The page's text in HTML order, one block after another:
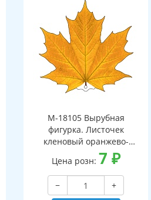
М-18105 Вырубная
фигурка. Листочек
кленовый оранжево-
желтый (двухсторонняя,
ВД-лак)
Цена розн: 7 ₽
−
+